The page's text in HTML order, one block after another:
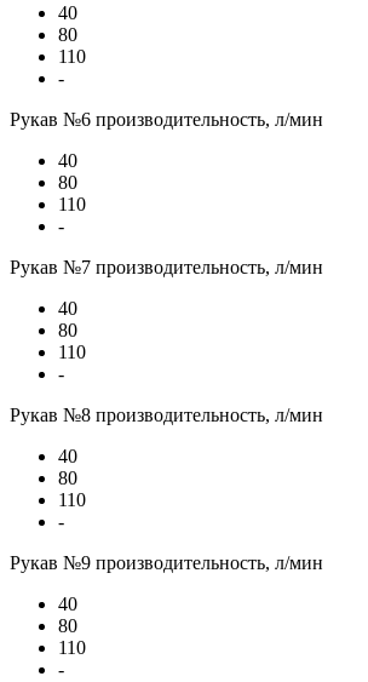
40
80
110
-
Рукав №6 производительность, л/мин
40
80
110
-
Рукав №7 производительность, л/мин
40
80
110
-
Рукав №8 производительность, л/мин
40
80
110
-
Рукав №9 производительность, л/мин
40
80
110
-